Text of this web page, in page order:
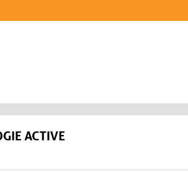
ACTIVE